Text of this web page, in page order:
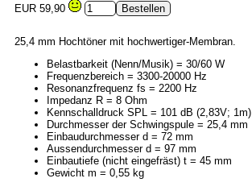
EUR 59,90
25,4 mm Hochtöner mit hochwertiger-Membran.
Belastbarkeit (Nenn/Musik) = 30/60 W
Frequenzbereich = 3300-20000 Hz
Resonanzfrequenz fs = 2200 Hz
Impedanz R = 8 Ohm
Kennschalldruck SPL = 101 dB (2,83V; 1m)
Durchmesser der Schwingspule = 25,4 mm
Einbaudurchmesser d = 72 mm
Aussendurchmesser d = 97 mm
Einbautiefe (nicht eingefräst) t = 45 mm
Gewicht m = 0,55 kg